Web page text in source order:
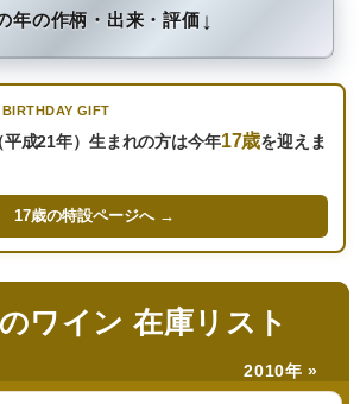
年の作柄・出来・評価↓
BIRTHDAY GIFT
平成21年）生まれの方は今年17歳を迎えま
17歳の特設ページへ →
ワイン 在庫リスト
2010年 »